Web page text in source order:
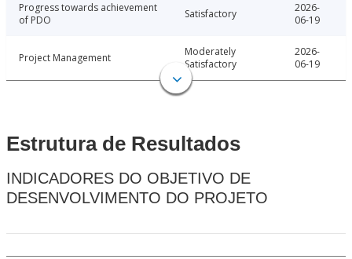
Progress towards achievement
of PDO
Satisfactory
2026-
06-19
Project Management
Moderately
Satisfactory
2026-
06-19
Estrutura de Resultados
INDICADORES DO OBJETIVO DE
DESENVOLVIMENTO DO PROJETO